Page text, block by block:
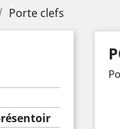
Porte clefs